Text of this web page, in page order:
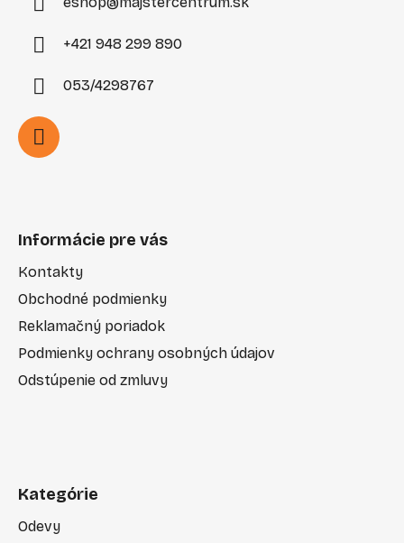
+421 948 299 890
053/4298767
Informácie pre vás
Kontakty
Obchodné podmienky
Reklamačný poriadok
Podmienky ochrany osobných údajov
Odstúpenie od zmluvy
Kategórie
Odevy